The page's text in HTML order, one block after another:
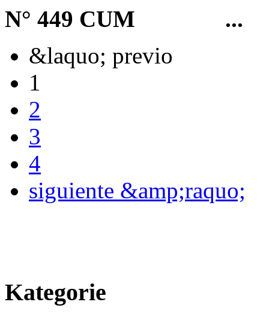
N° 449 CUM ...
&laquo; previo
1
2
3
4
siguiente &amp;raquo;
Kategorie